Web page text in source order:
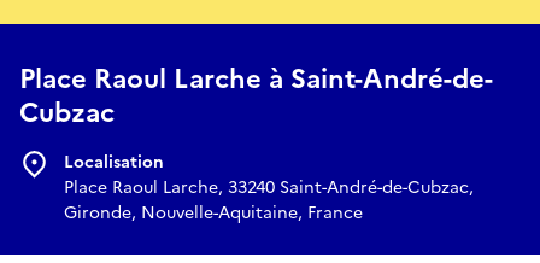
Place Raoul Larche à Saint-André-de-
Cubzac
Localisation
Place Raoul Larche, 33240 Saint-André-de-Cubzac,
Gironde, Nouvelle-Aquitaine, France